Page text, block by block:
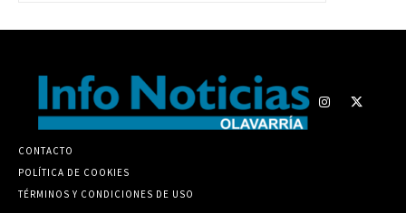
CONTACTO
POLÍTICA DE COOKIES
TÉRMINOS Y CONDICIONES DE USO